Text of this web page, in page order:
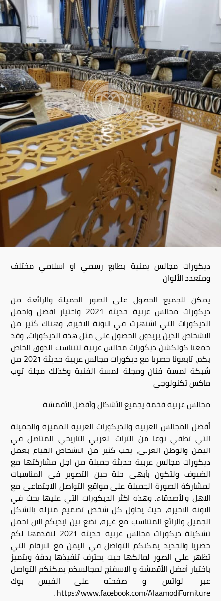
ديكورات مجالس يمنية بطابع رسمي او اسلامي مختلف
ومتعدد الألوان
يمكن للجميع الحصول على الصور الجميلة والرائعة من
ديكورات مجالس عربية حديثة 2021 واختيار افضل واجمل
الديكورات التي اشتهرت في الاونة الاخيرة، وهناك كثير من
الاشخاص الذين يريدون الحصول على مثل هذه الديكورات، وقد
جمعنا كولكشن ديكورات مجالس عربية لتتناسب الذوق الخاص
بكم، تابعونا حصريا مع ديكورات مجالس عربية حديثة 2021 من
شبكة لمسة فنان ومجلة لمسة الفنية وكذلك مجلة توب
ماكس تكنولوجي
مجالس عربية فخمة يجميع الأشكال وأفضل الأقمشة
أفضل المجالس العربيه والديكورات العربية المميزة والجميلة
التي تطفي نوعا من التراث العربي التاريخي المتاصل في
اليمن والوطن العربي، يحب كثير من الاشخاص القيام بعمل
ديكورات مجالس عربية حديثة جميلة من اجل مشاركتها مع
الضيوف ولتكون بأبهى حلة حين التصوير في المناسبات
لمشاركة الصورة الجميلة على مواقع التواصل الاجتماعي مع
الاهل والأصدقاء, وهذه اكثر الديكورات التي عليها بحث في
الاونة الاخيرة، حيث يحاول كل شخص تصميم منزله بالشكل
الجميل والرائع المتناسب مع غيره، نضع بين ايديكم الان اجمل
تشكيلة ديكورات مجالس عربية حديثة 2021 لنقدمها لكم
حصريا والجديد يمكنكم التواصل في اليمن مع الارقام التي
تظهر على الصور لمالكها حيث يحترف تنفيذها بدقة ويتميز
باختيار أفضل الأقمشة و الاسفنج لمجالسكم يمكنكم التواصل
عبر الواتس او صفحته على الفيس بوك
https://www.facebook.com/AlaamodiFurniture .